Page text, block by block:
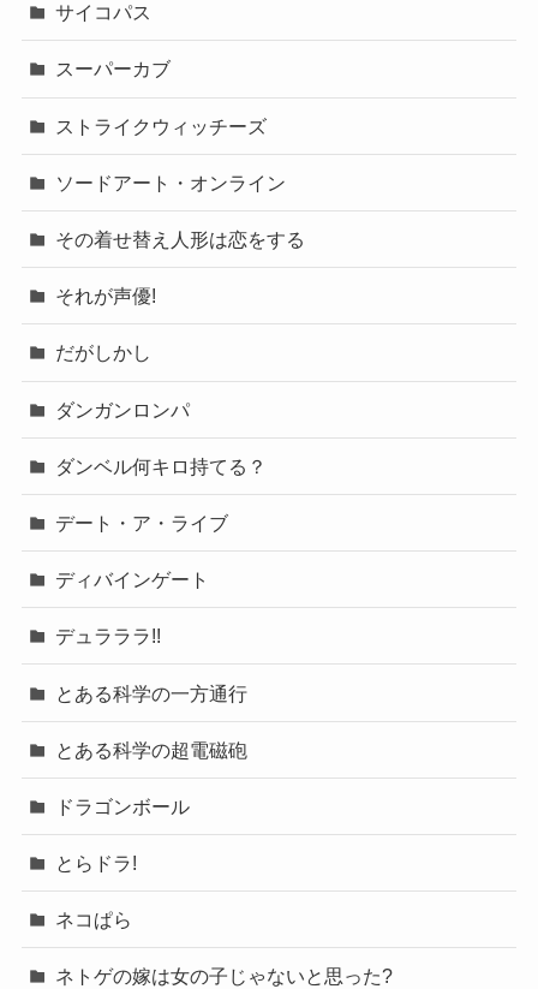
サイコパス
スーパーカブ
ストライクウィッチーズ
ソードアート・オンライン
その着せ替え人形は恋をする
それが声優!
だがしかし
ダンガンロンパ
ダンベル何キロ持てる？
デート・ア・ライブ
ディバインゲート
デュラララ!!
とある科学の一方通行
とある科学の超電磁砲
ドラゴンボール
とらドラ!
ネコぱら
ネトゲの嫁は女の子じゃないと思った?